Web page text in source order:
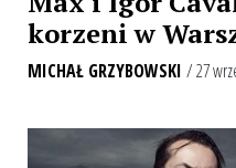
korzeni w
MICHAŁ GRZYBOWSKI / 27